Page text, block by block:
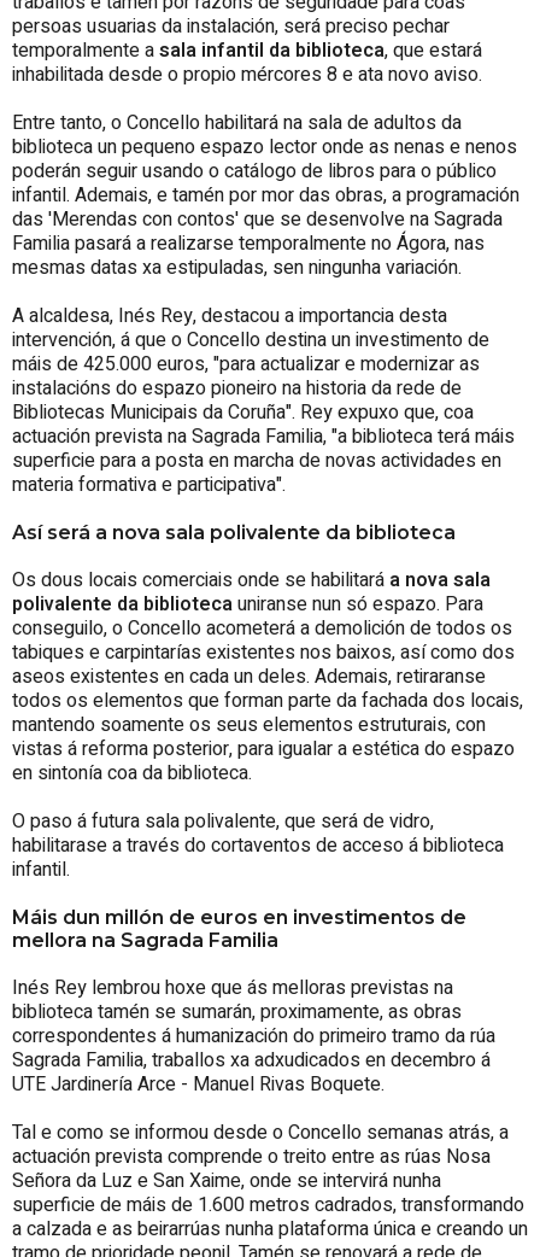
persoas usuarias da instalación, será preciso pechar
temporalmente asala infantil da biblioteca, que estará
inhabilitada desde o propio mércores 8 e ata novo aviso.
Entre tanto, o Concello habilitará na sala de adultos da
biblioteca un pequeno espazo lector onde as nenas e nenos
poderán seguir usando o catálogo de libros para o público
infantil. Ademais, e tamén por mor das obras, a programación
das 'Merendas con contos' que se desenvolve na Sagrada
Familia pasará a realizarse temporalmente no Ágora, nas
mesmas datas xa estipuladas, sen ningunha variación.
A alcaldesa, Inés Rey, destacou a importancia desta
intervención, á que o Concello destina un investimento de
máis de 425.000 euros, "para actualizar e modernizar as
instalacións do espazo pioneiro na historia da rede de
Bibliotecas Municipais da Coruña". Rey expuxo que, coa
actuación prevista na Sagrada Familia, "a biblioteca terá máis
superficie para a posta en marcha de novas actividades en
materia formativa e participativa".
Así será a nova sala polivalente da biblioteca
Os dous locais comerciais onde se habilitará a nova sala
polivalente da bibliotecauniranse nun só espazo. Para
conseguilo, o Concello acometerá a demolición de todos os
tabiques e carpintarías existentes nos baixos, así como dos
aseos existentes en cada un deles. Ademais, retiraranse
todos os elementos que forman parte da fachada dos locais,
mantendo soamente os seus elementos estruturais, con
vistas á reforma posterior, para igualar a estética do espazo
en sintonía coa da biblioteca.
O paso á futura sala polivalente, que será de vidro,
habilitarase a través do cortaventos de acceso á biblioteca
infantil.
Máis dun millón de euros en investimentos de
mellora na Sagrada Familia
Inés Rey lembrou hoxe que ás melloras previstas na
biblioteca tamén se sumarán, proximamente, as obras
correspondentes á humanización do primeiro tramo da rúa
Sagrada Familia, traballos xa adxudicados en decembro á
UTE Jardinería Arce - Manuel Rivas Boquete.
Tal e como se informou desde o Concello semanas atrás, a
actuación prevista comprende o treito entre as rúas Nosa
Señora da Luz e San Xaime, onde se intervirá nunha
superficie de máis de 1.600 metros cadrados, transformando
a calzada e as beirarrúas nunha plataforma única e creando un